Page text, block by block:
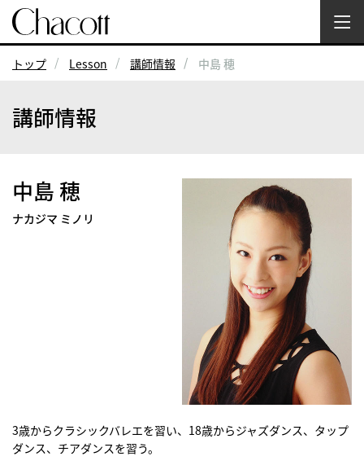
トップ Lesson 講師情報 中島 穂
講師情報
中島 穂
ナカジマ ミノリ
3歳からクラシックバレエを習い、18歳からジャズダンス、タップ
ダンス、チアダンスを習う。